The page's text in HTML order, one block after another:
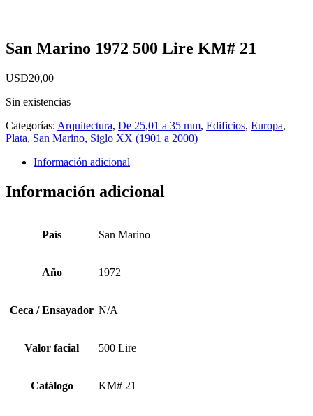
San Marino 1972 500 Lire KM# 21
USD20,00
Sin existencias
Categorías: Arquitectura, De 25,01 a 35 mm, Edificios, Europa,
Plata, San Marino, Siglo XX (1901 a 2000)
Información adicional
Información adicional
País San Marino
Año 1972
Ceca / Ensayador N/A
Valor facial 500 Lire
Catálogo KM# 21